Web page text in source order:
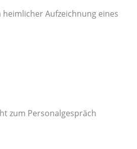
heimlicher Aufzeichnung eines
zum Personalgespräch